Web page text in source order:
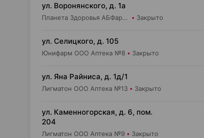
ул. Воронянского, д. 1а
Планета Здоровья АБФармация ИООО Аптека №15 Закрыто
ул. Селицкого, д. 105
Юнифарм ООО Аптека №8 Закрыто
ул. Яна Райниса, д. 1д/1
Лигматон ООО Аптека №13 Закрыто
ул. Каменногорская, д. 6, пом.
204
Лигматон ООО Аптека №9 Закрыто